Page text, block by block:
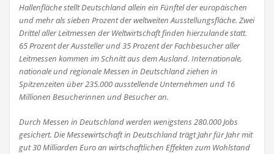
Hallenfläche stellt Deutschland allein ein Fünftel der europäischen
und mehr als sieben Prozent der weltweiten Ausstellungsfläche. Zwei
Drittel aller Leitmessen der Weltwirtschaft finden hierzulande statt.
65 Prozent der Aussteller und 35 Prozent der Fachbesucher aller
Leitmessen kommen im Schnitt aus dem Ausland. Internationale,
nationale und regionale Messen in Deutschland ziehen in
Spitzenzeiten über 235.000 ausstellende Unternehmen und 16
Millionen Besucherinnen und Besucher an.
Durch Messen in Deutschland werden wenigstens 280.000 Jobs
gesichert. Die Messewirtschaft in Deutschland trägt Jahr für Jahr mit
gut 30 Milliarden Euro an wirtschaftlichen Effekten zum Wohlstand